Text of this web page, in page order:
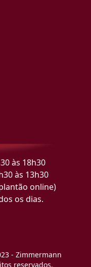
às 18h30
às 13h30
online)
os dias.
- Zimmermann
reservados.